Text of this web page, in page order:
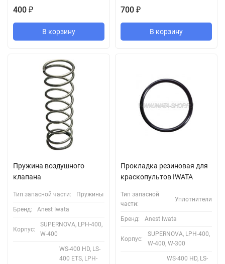
400 ₽
В корзину
700 ₽
В корзину
Пружина воздушного
клапана
Тип запасной части: Пружины
Бренд: Anest Iwata
Корпус:
SUPERNOVA, LPH-400,
W-400
WS-400 HD, LS-
400 ETS, LPH-
Прокладка резиновая для
краскопультов IWATA
Тип запасной
части:
Уплотнители
Бренд: Anest Iwata
Корпус:
SUPERNOVA, LPH-400,
W-400, W-300
WS-400 HD, LS-